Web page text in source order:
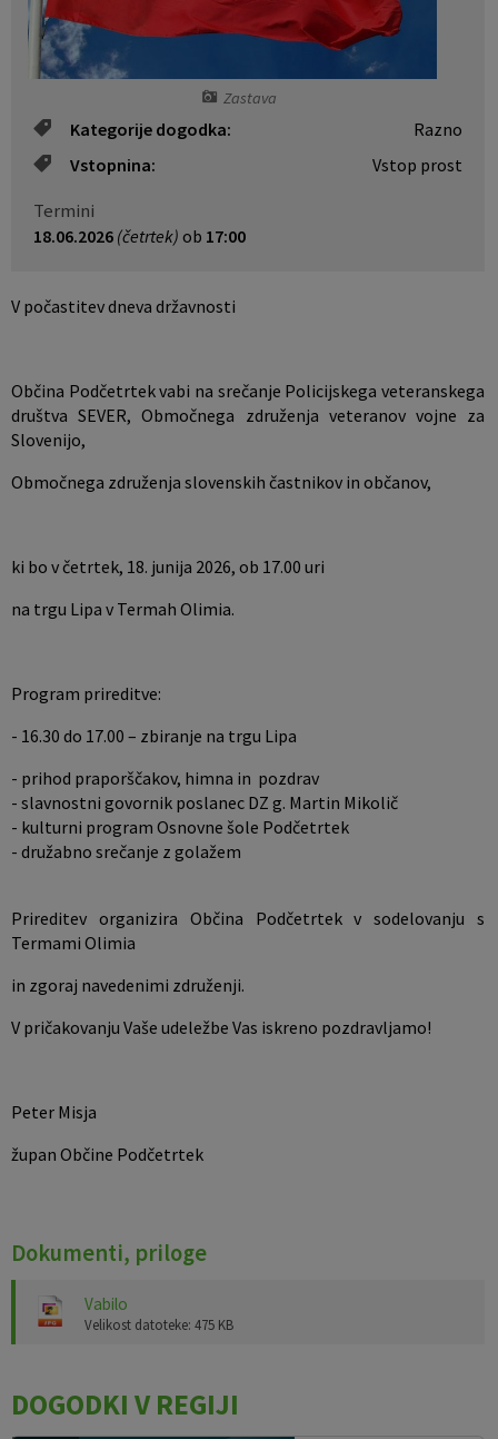
Zastava
Kategorije dogodka:
Razno
Vstopnina:
Vstop prost
Termini
18.06.2026 (četrtek) ob 17:00
V počastitev dneva državnosti
Občina Podčetrtek vabi na srečanje Policijskega veteranskega
društva SEVER, Območnega združenja veteranov vojne za
Slovenijo,
Območnega združenja slovenskih častnikov in občanov,
ki bo v četrtek, 18. junija 2026, ob 17.00 uri
na trgu Lipa v Termah Olimia.
Program prireditve:
- 16.30 do 17.00 – zbiranje na trgu Lipa
- prihod praporščakov, himna in pozdrav
- slavnostni govornik poslanec DZ g. Martin Mikolič
- kulturni program Osnovne šole Podčetrtek
- družabno srečanje z golažem
Prireditev organizira Občina Podčetrtek v sodelovanju s
Termami Olimia
in zgoraj navedenimi združenji.
V pričakovanju Vaše udeležbe Vas iskreno pozdravljamo!
Peter Misja
župan Občine Podčetrtek
Dokumenti, priloge
Vabilo
Velikost datoteke: 475 KB
DOGODKI V REGIJI
Krajevne skupnosti
Organigram
Strateški dokumenti
Predpisi in odloki
Proračun občine